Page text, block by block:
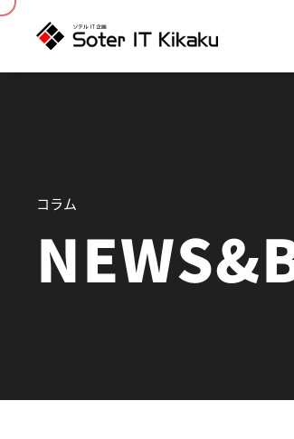
コラム